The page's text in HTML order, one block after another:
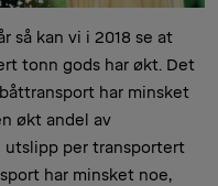
så kan vi i 2018 se at
tonn gods har økt. Det
har minsket
økt andel av
utslipp per transportert
har minsket noe,